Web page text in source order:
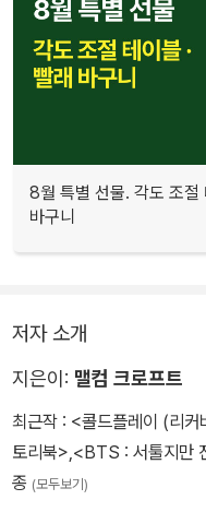
8월 특별 선물. 각도 조절
바구니
저자 소개
지은이: 맬컴 크로프트
최근작 : <콜드플레이 (리커
토리북>,<BTS : 서툴지만
종 (모두보기)